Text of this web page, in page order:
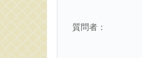
質問者：